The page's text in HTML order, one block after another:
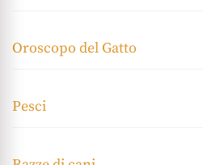
Oroscopo del Gatto
Pesci